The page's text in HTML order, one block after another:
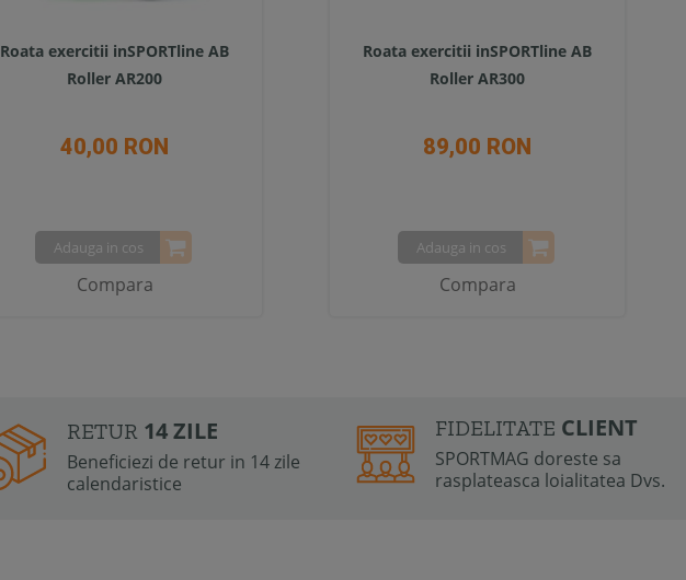
Roata exercitii inSPORTline AB
Roller AR200
40,00 RON
Adauga in cos
Compara
Roata exercitii inSPORTline AB
Roller AR300
89,00 RON
Adauga in cos
Compara
RETUR 14 ZILE
Beneficiezi de retur in 14 zile
calendaristice
FIDELITATE CLIENT
SPORTMAG doreste sa
rasplateasca loialitatea Dvs.